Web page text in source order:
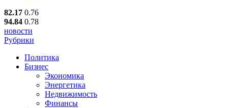
82.17 0.76
94.84 0.78
новости
Рубрики
Политика
Бизнес
Экономика
Энергетика
Недвижимость
Финансы